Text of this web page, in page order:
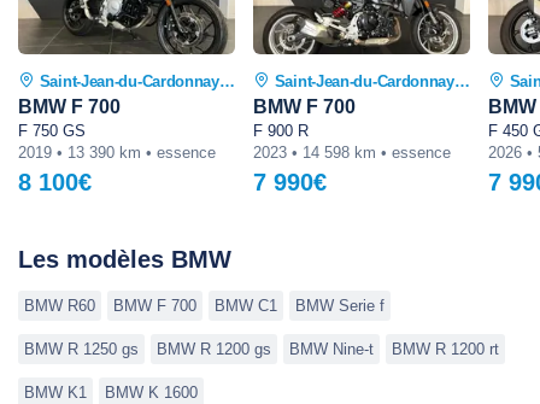
Saint-Jean-du-Cardonnay (76)
BMW F 700
F 750 GS
2019 • 13 390 km • essence
8 100€
Saint-Jean-du-Cardonnay (76)
BMW F 700
F 900 R
2023 • 14 598 km • essence
7 990€
F 450
2026 •
7
Les modèles BMW
BMW R60 BMW F 700 BMW C1 BMW Serie f
BMW R 1250 gs BMW R 1200 gs BMW Nine-t BMW R 1200 rt
BMW K1 BMW K 1600